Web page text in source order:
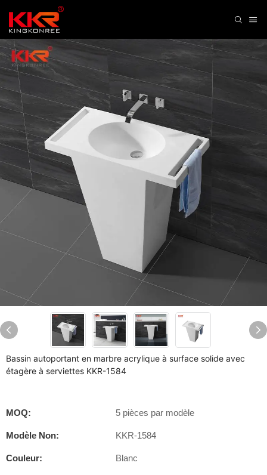
Bassin autoportant en marbre acrylique à surface solide avec
étagère à serviettes KKR-1584
MOQ: 5 pièces par modèle
Modèle Non: KKR-1584
Couleur: Blanc